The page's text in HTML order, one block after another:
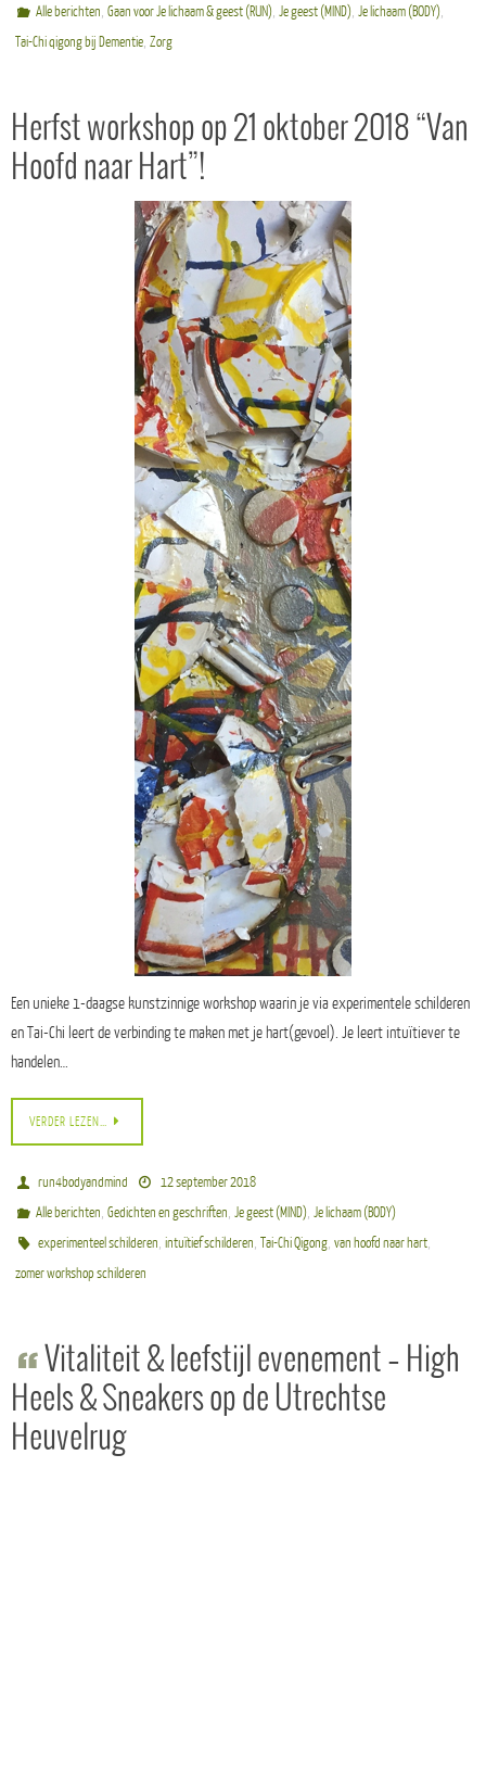
Alle berichten,Gaan voor Je lichaam & geest (RUN),Je geest (MIND),Je lichaam (BODY),
Tai-Chi qigong bij Dementie, Zorg
Herfst workshop op 21 oktober 2018 “Van
Hoofd naar Hart”!
Een unieke 1-daagse kunstzinnige workshop waarin je via experimentele schilderen
en Tai-Chi leert de verbinding te maken met je hart(gevoel). Je leert intuïtiever te
handelen…
VERDER LEZEN…
run4bodyandmind
12 september 2018
Alle berichten,Gedichten en geschriften,Je geest (MIND),Je lichaam (BODY)
experimenteel schilderen,intuïtief schilderen,Tai-Chi Qigong,van hoofd naar hart,
zomer workshop schilderen
Vitaliteit & leefstijl evenement – High
Heels & Sneakers op de Utrechtse
Heuvelrug